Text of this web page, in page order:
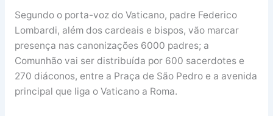
Segundo o porta-voz do Vaticano, padre Federico
Lombardi, além dos cardeais e bispos, vão marcar
presença nas canonizações 6000 padres; a
Comunhão vai ser distribuída por 600 sacerdotes e
270 diáconos, entre a Praça de São Pedro e a avenida
principal que liga o Vaticano a Roma.